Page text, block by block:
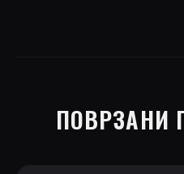
ПОВРЗАНИ